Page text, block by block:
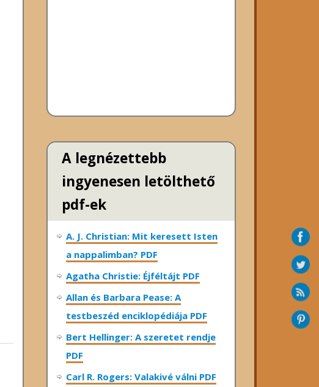
A legnézettebb
ingyenesen letölthető
pdf-ek
A. J. Christian: Mit keresett Isten
a nappalimban? PDF
Agatha Christie: Éjféltájt PDF
Allan és Barbara Pease: A
testbeszéd enciklopédiája PDF
Bert Hellinger: A ​szeretet rendje
PDF
Carl R. Rogers: Valakivé válni PDF